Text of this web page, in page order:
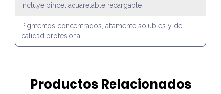
Incluye pincel acuarelable recargable
Pigmentos concentrados, altamente solubles y de
calidad profesional
Productos Relacionados